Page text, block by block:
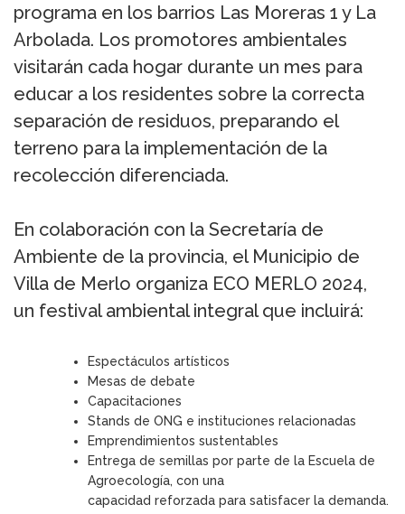
programa en los barrios Las Moreras 1 y La
Arbolada. Los promotores ambientales
visitarán cada hogar durante un mes para
educar a los residentes sobre la correcta
separación de residuos, preparando el
terreno para la implementación de la
recolección diferenciada.
En colaboración con la Secretaría de
Ambiente de la provincia, el Municipio de
Villa de Merlo organiza ECO MERLO 2024,
un festival ambiental integral que incluirá:
Espectáculos artísticos
Mesas de debate
Capacitaciones
Stands de ONG e instituciones relacionadas
Emprendimientos sustentables
Entrega de semillas por parte de la Escuela de
Agroecología, con una
capacidad reforzada para satisfacer la demanda.